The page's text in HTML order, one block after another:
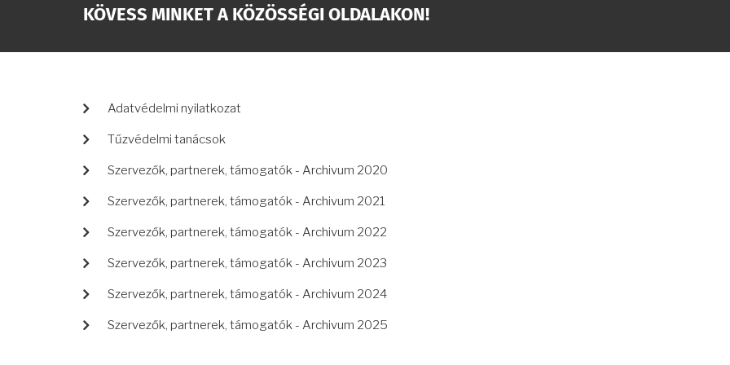
KÖVESS MINKET A KÖZÖSSÉGI OLDALAKON!
LÁBLÉC
Adatvédelmi nyilatkozat
Tűzvédelmi tanácsok
Szervezők, partnerek, támogatók - Archivum 2020
Szervezők, partnerek, támogatók - Archivum 2021
Szervezők, partnerek, támogatók - Archivum 2022
Szervezők, partnerek, támogatók - Archivum 2023
Szervezők, partnerek, támogatók - Archivum 2024
Szervezők, partnerek, támogatók - Archivum 2025